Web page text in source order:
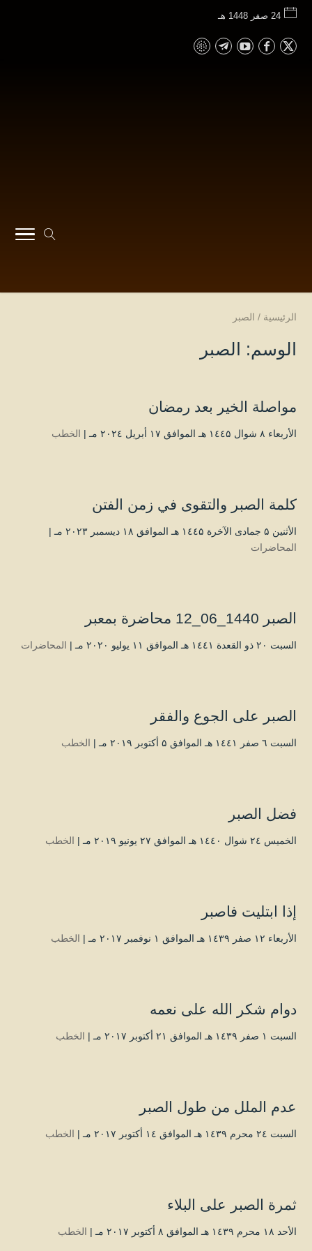
24 صفر 1448 هـ
الرئيسية / الصبر
الوسم: الصبر
مواصلة الخير بعد رمضان
الأربعاء ۸ شوال ۱٤٤۵ هـ الموافق ۱۷ أبريل ۲۰۲٤ مـ | الخطب
كلمة الصبر والتقوى في زمن الفتن
الأثنين ۵ جمادى الآخرة ۱٤٤۵ هـ الموافق ۱۸ ديسمبر ۲۰۲۳ مـ |
المحاضرات
الصبر 1440_06_12 محاضرة بمعبر
السبت ۲۰ ذو القعدة ۱٤٤۱ هـ الموافق ۱۱ يوليو ۲۰۲۰ مـ | المحاضرات
الصبر على الجوع والفقر
السبت ٦ صفر ۱٤٤۱ هـ الموافق ۵ أكتوبر ۲۰۱۹ مـ | الخطب
فضل الصبر
الخميس ۲٤ شوال ۱٤٤۰ هـ الموافق ۲۷ يونيو ۲۰۱۹ مـ | الخطب
إذا ابتليت فاصبر
الأربعاء ۱۲ صفر ۱٤۳۹ هـ الموافق ۱ نوفمبر ۲۰۱۷ مـ | الخطب
دوام شكر الله على نعمه
السبت ۱ صفر ۱٤۳۹ هـ الموافق ۲۱ أكتوبر ۲۰۱۷ مـ | الخطب
عدم الملل من طول الصبر
السبت ۲٤ محرم ۱٤۳۹ هـ الموافق ۱٤ أكتوبر ۲۰۱۷ مـ | الخطب
ثمرة الصبر على البلاء
الأحد ۱۸ محرم ۱٤۳۹ هـ الموافق ۸ أكتوبر ۲۰۱۷ مـ | الخطب